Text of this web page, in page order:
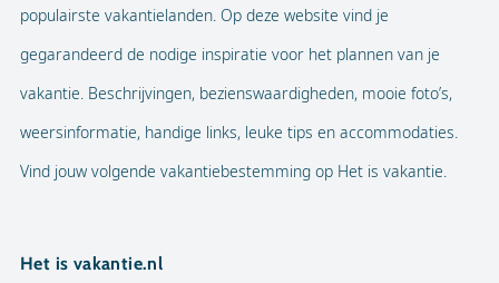
populairste vakantielanden. Op deze website vind je
gegarandeerd de nodige inspiratie voor het plannen van je
vakantie. Beschrijvingen, bezienswaardigheden, mooie foto’s,
weersinformatie, handige links, leuke tips en accommodaties.
Vind jouw volgende vakantiebestemming op Het is vakantie.
Het is vakantie.nl